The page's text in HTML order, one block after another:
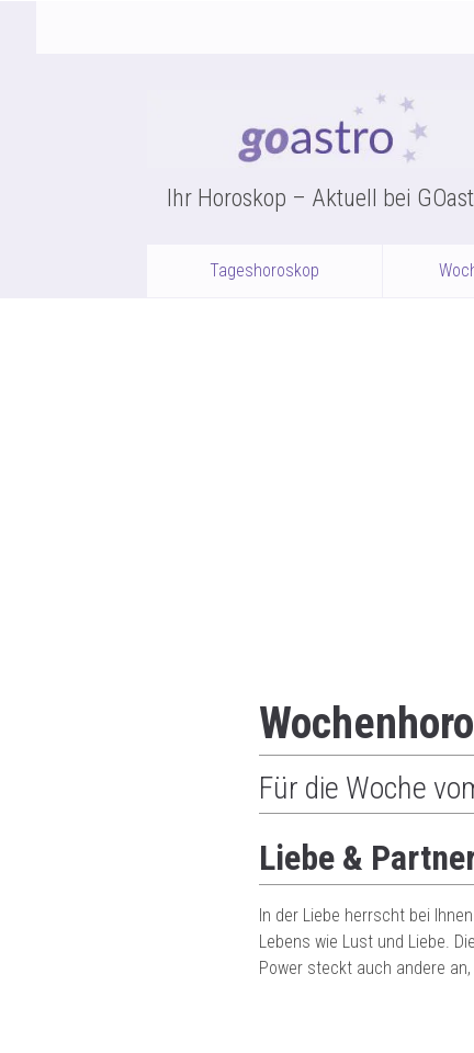
Ihr Horoskop – Aktuell bei
Tageshoroskop
Für die Woche
Liebe &
In der Liebe herrscht bei
Lebens wie Lust und Liebe.
Power steckt auch andere